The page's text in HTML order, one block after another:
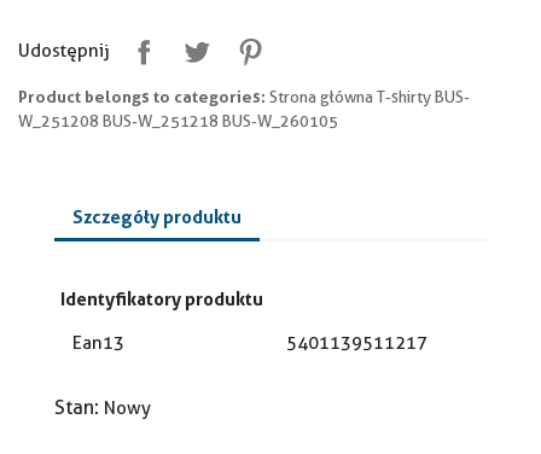
Udostępnij
Product belongs to categories: Strona główna T-shirty BUS-
W_251208 BUS-W_251218 BUS-W_260105
Szczegóły produktu
Identyfikatory produktu
Ean13 5401139511217
Stan: Nowy